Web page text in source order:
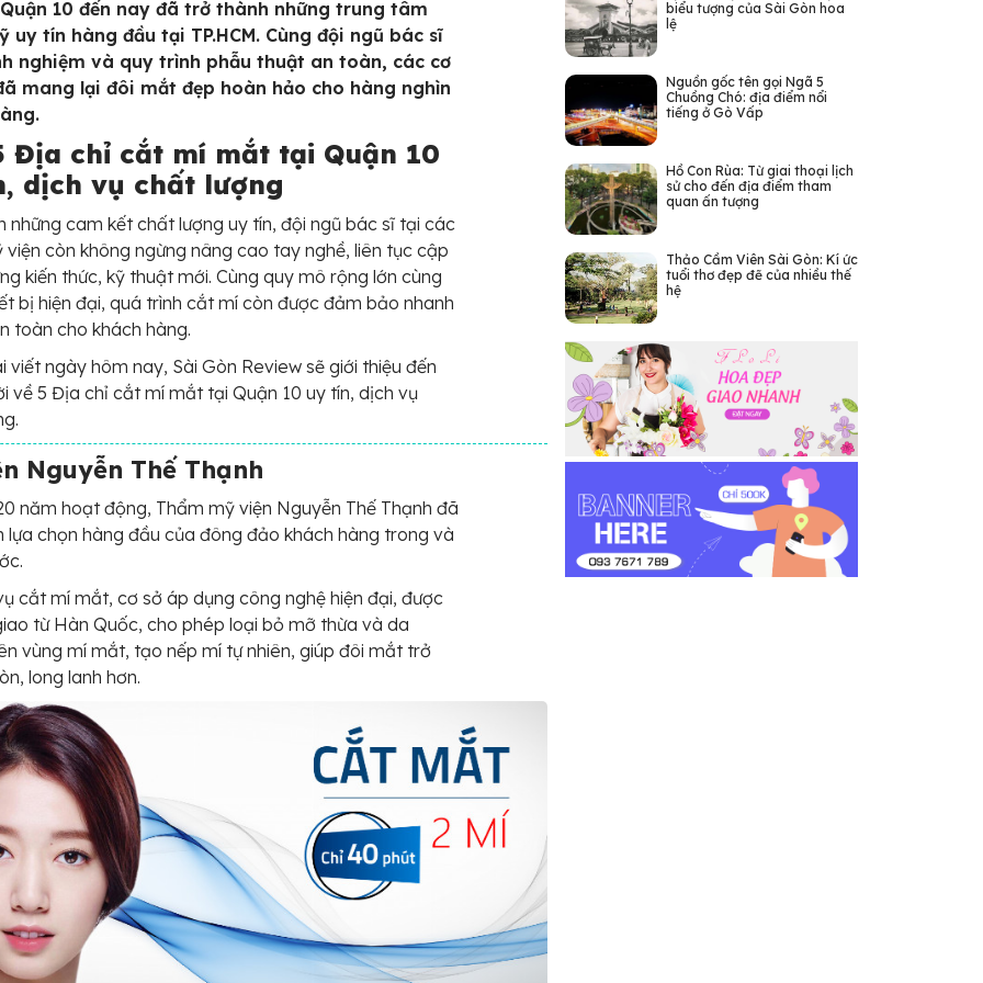
10 đến nay đã trở thành những trung tâm
uy tín hàng đầu tại TP.HCM. Cùng đội ngũ bác sĩ
nghiệm và quy trình phẫu thuật an toàn, các cơ
mang lại đôi mắt đẹp hoàn hảo cho hàng nghìn
Địa chỉ cắt mí mắt tại Quận 10
dịch vụ chất lượng
những cam kết chất lượng uy tín, đội ngũ bác sĩ tại các
còn không ngừng nâng cao tay nghề, liên tục cập
kiến thức, kỹ thuật mới. Cùng quy mô rộng lớn cùng
bị hiện đại, quá trình cắt mí còn được đảm bảo nhanh
toàn cho khách hàng.
viết ngày hôm nay, Sài Gòn Review sẽ giới thiệu đến
về 5 Địa chỉ cắt mí mắt tại Quận 10 uy tín, dịch vụ
Nguyễn Thế Thạnh
năm hoạt động, Thẩm mỹ viện Nguyễn Thế Thạnh đã
lựa chọn hàng đầu của đông đảo khách hàng trong và
cắt mí mắt, cơ sở áp dụng công nghệ hiện đại, được
từ Hàn Quốc, cho phép loại bỏ mỡ thừa và da
vùng mí mắt, tạo nếp mí tự nhiên, giúp đôi mắt trở
long lanh hơn.
biểu tượng của Sài Gòn hoa
lệ
Nguồn gốc tên gọi Ngã 5
Chuồng Chó: địa điểm nổi
tiếng ở Gò Vấp
Hồ Con Rùa: Từ giai thoại lịch
sử cho đến địa điểm tham
quan ấn tượng
Thảo Cầm Viên Sài Gòn: Kí ức
tuổi thơ đẹp đẽ của nhiều thế
hệ